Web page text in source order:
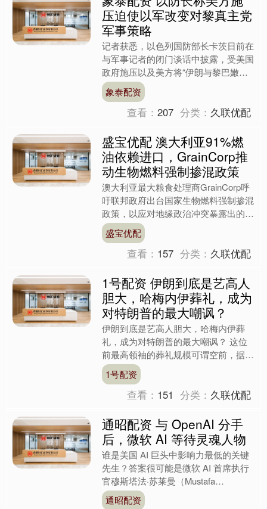
压迫使以军改变对黎真主党
军事策略
记者获悉，以色列国防部长卡茨日前在
与军事记者的闭门谈话中披露，受美国
政府施压以及美方将“伊朗与黎巴嫩相
互绑定”的政策影响，以军被迫改变了
针对黎巴嫩真主党的军事策....
象泰配资
查看：207 分类： 久联优配
盛宝优配 澳大利亚91%燃
油依赖进口，GrainCorp推
动生物燃料强制掺混政策
澳大利亚最大粮食处理商GrainCorp呼
吁联邦政府出台国家生物燃料强制掺混
政策，以应对地缘政治冲突暴露出的能
源脆弱性问题。该公司首席执行官
Robert Spu....
盛宝优配
查看： 157 分类： 久联优配
1号配资 伊朗到底是艺高人
胆大，哈梅内伊葬礼，成为
对特朗普的最大嘲讽？
伊朗到底是艺高人胆大，哈梅内伊葬
礼，成为对特朗普的最大嘲讽？ 这位
前最高领袖的葬礼规模可谓空前，据伊
朗官方说法，大约有100个国家派代表
出席，其中至少包含了8位....
1号配资
查看： 151 分类： 久联优配
通昭配资 与 OpenAI 分手
后，微软 AI 等待灵魂人物
谁是美国 AI 巨头中影响力最低的关键
先生？答案很可能是微软 AI 首席执行
官穆斯塔法·苏莱曼（Mustafa
Suleyman）。 以社交媒体X为例，
通昭配资